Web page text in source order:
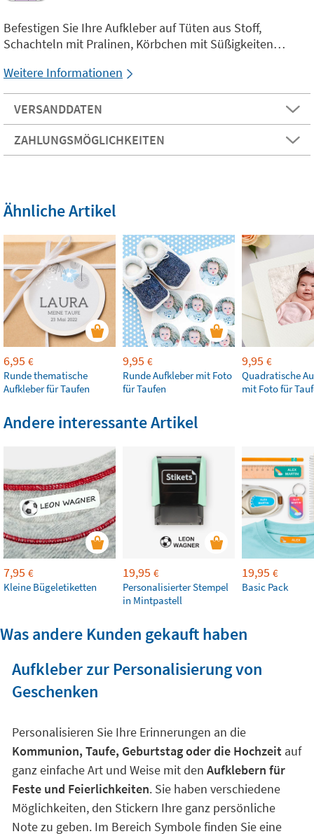
Befestigen Sie Ihre Aufkleber auf Tüten aus Stoff,
Schachteln mit Pralinen, Körbchen mit Süßigkeiten…
Weitere Informationen
VERSANDDATEN
ZAHLUNGSMÖGLICHKEITEN
Ähnliche Artikel
6,95 €
Runde thematische
Aufkleber für Taufen
9,95 €
Runde Aufkleber mit Foto
für Taufen
9,95 €
Quadratische
mit Foto für
Andere interessante Artikel
7,95 €
Kleine Bügeletiketten
19,95 €
Personalisierter Stempel
in Mintpastell
19,95 €
Basic Pack
Was andere Kunden gekauft haben
Aufkleber zur Personalisierung von
Geschenken
Personalisieren Sie Ihre Erinnerungen an die
Kommunion, Taufe, Geburtstag oder die Hochzeitauf
ganz einfache Art und Weise mit den Aufklebern für
Feste und Feierlichkeiten. Sie haben verschiedene
Möglichkeiten, den Stickern Ihre ganz persönliche
Note zu geben. Im Bereich Symbole finden Sie eine